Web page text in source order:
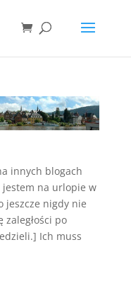
innych blogach
na urlopie w
jeszcze nigdy nie
po
Ich muss